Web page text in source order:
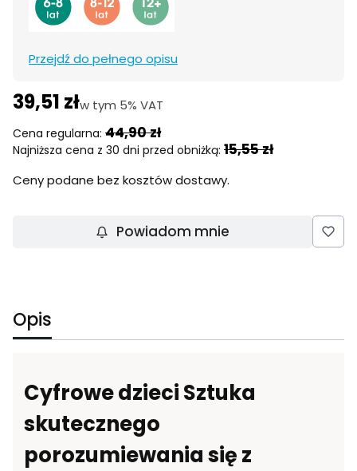
Przejdź do pełnego opisu
39,51 złw tym 5% VAT
w tym 5% VAT
Cena regularna: 44,90 zł
Najniższa cena z 30 dni przed obniżką: 15,55 zł
Ceny podane bez kosztów dostawy.
Powiadom mnie
Opis
Cyfrowe dzieci Sztuka
skutecznego
porozumiewania się z